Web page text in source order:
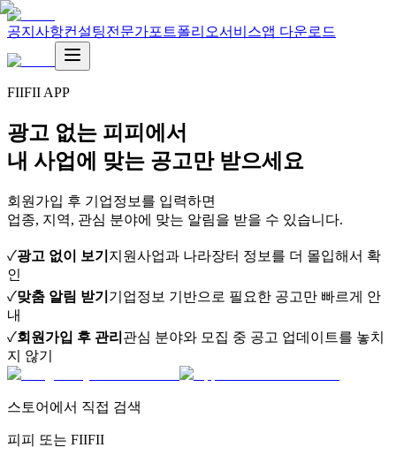
공지사항컨설팅전문가포트폴리오서비스앱 다운로드
FIIFII APP
광고 없는 피피에서
내 사업에 맞는 공고만 받으세요
회원가입 후 기업정보를 입력하면
업종, 지역, 관심 분야에 맞는 알림을 받을 수 있습니다.
✓광고 없이 보기 지원사업과 나라장터 정보를 더 몰입해서 확
인
✓맞춤 알림 받기 기업정보 기반으로 필요한 공고만 빠르게 안
내
✓회원가입 후 관리 관심 분야와 모집 중 공고 업데이트를 놓치
지 않기
스토어에서 직접 검색
피피 또는 FIIFII